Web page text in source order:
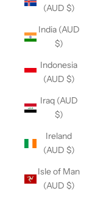
(AUD $)
India (AUD
$)
Indonesia
(AUD $)
Iraq (AUD
$)
Ireland
(AUD $)
Isle of Man
(AUD $)